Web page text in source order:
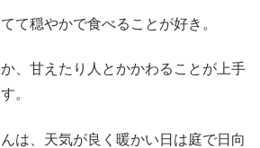
て穏やかで食べることが好き。
、甘えたり人とかかわることが上手
。
は、天気が良く暖かい日は庭で日向